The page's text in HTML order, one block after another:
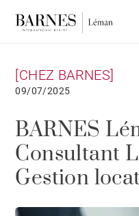
[CHEZ BARNES]
09/07/2025
BARNES
Consultant
Gestion
(H/F)